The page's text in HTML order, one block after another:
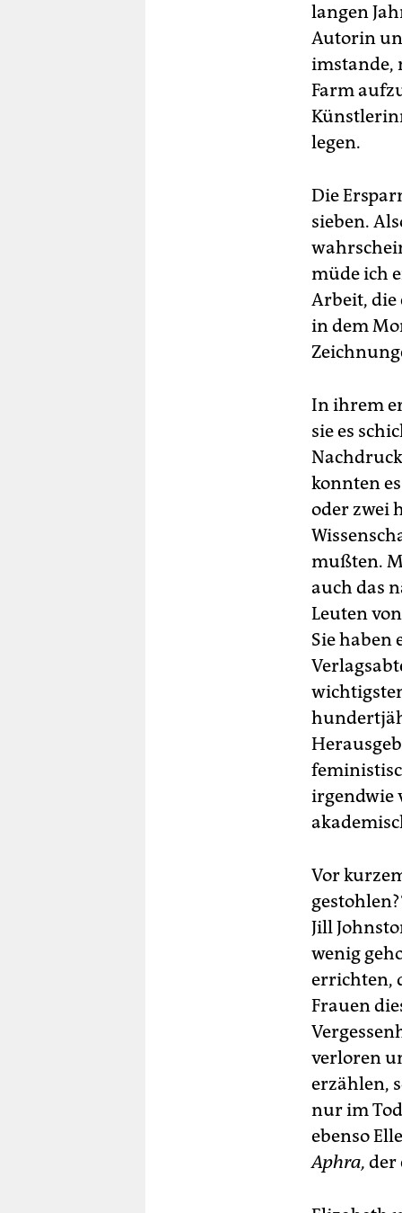
langen
Autorin
imstande,
Farm
legen.
Die
sieben.
müde ich
Arbeit, die
in dem
In ihrem
sie es
konnten
oder zwei
mußten.
auch das
Leuten
Sie haben
irgendwie
Vor
Jill
wenig
errichten,
Frauen
verloren
erzählen,
nur im
ebenso
Aphra, der